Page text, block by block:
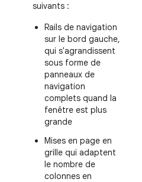
suivants :
Rails de navigation
sur le bord gauche,
qui s'agrandissent
sous forme de
panneaux de
navigation
complets quand la
fenêtre est plus
grande
Mises en page en
grille qui adaptent
le nombre de
colonnes en